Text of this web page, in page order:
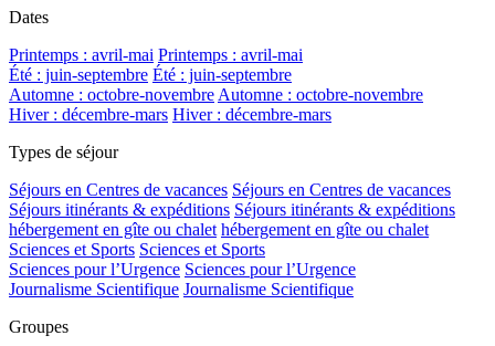
Dates
Printemps : avril-mai Printemps : avril-mai
Été : juin-septembre Été : juin-septembre
Automne : octobre-novembre Automne : octobre-novembre
Hiver : décembre-mars Hiver : décembre-mars
Types de séjour
Séjours en Centres de vacances Séjours en Centres de vacances
Séjours itinérants & expéditions Séjours itinérants & expéditions
hébergement en gîte ou chalet hébergement en gîte ou chalet
Sciences et Sports Sciences et Sports
Sciences pour l’Urgence Sciences pour l’Urgence
Journalisme Scientifique Journalisme Scientifique
Groupes